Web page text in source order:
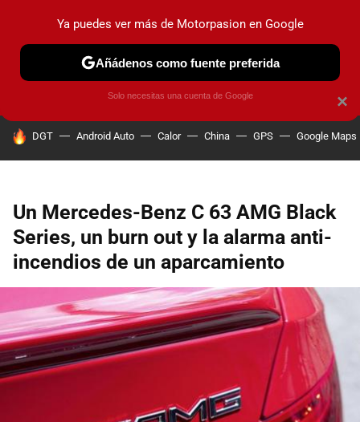
PRUEBAS COCHES ELÉCTRICOS OBSERVATORIO
HOY SE HABLA DE
DGT Android Auto Calor China GPS Google Maps
Un Mercedes-Benz C 63 AMG Black
Series, un burn out y la alarma anti-
incendios de un aparcamiento
×
Ya puedes ver más de Motorpasion en Google
Añádenos como fuente preferida
Solo necesitas una cuenta de Google